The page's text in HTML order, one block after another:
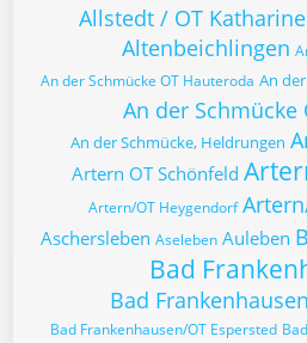
Allstedt / OT
Altenbeichlingen
An der Schmücke OT Hauteroda An
An der Schmücke
An der Schmücke, Heldrungen
Artern OT Schönfeld
Artern/OT Heygendorf
Aschersleben Aseleben Auleben
Bad
Bad
Bad Frankenhausen/OT Espersted